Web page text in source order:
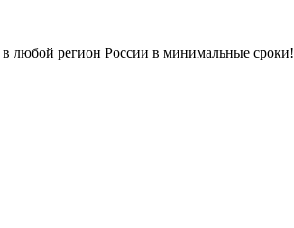
в любой регион России в минимальные сроки!